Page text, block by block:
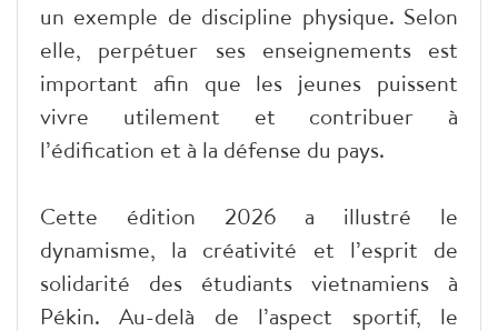
un exemple de discipline physique. Selon
elle, perpétuer ses enseignements est
important afin que les jeunes puissent
vivre utilement et contribuer à
l’édification et à la défense du pays.
Cette édition 2026 a illustré le
dynamisme, la créativité et l’esprit de
solidarité des étudiants vietnamiens à
Pékin. Au-delà de l’aspect sportif, le